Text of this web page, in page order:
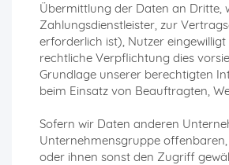
Übermittlung der Daten an Dritte,
Zahlungsdienstleister, zur
erforderlich ist), Nutzer eingewilligt
rechtliche Verpflichtung dies
Grundlage unserer berechtigten
beim Einsatz von Beauftragten,
Sofern wir Daten anderen
Unternehmensgruppe
oder ihnen sonst den Zugriff